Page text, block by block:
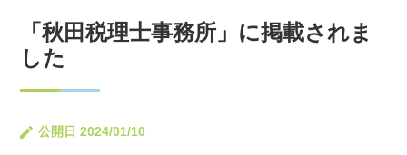
「秋田税理士事務所」に掲載されま
した
公開日 2024/01/10